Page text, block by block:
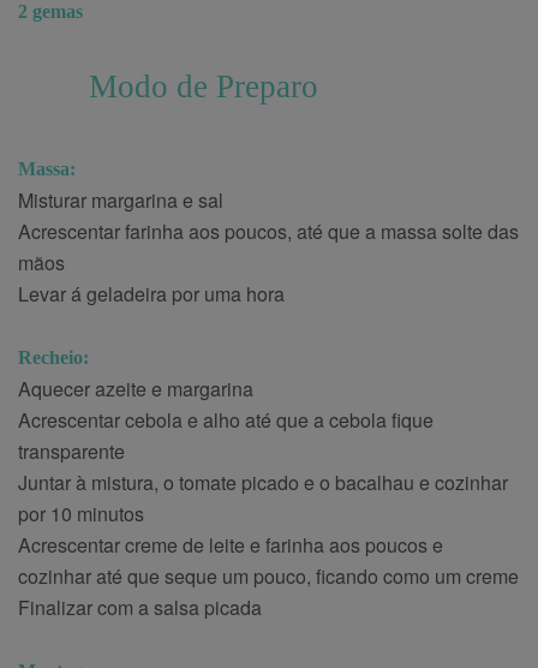
2 gemas
Modo de Preparo
Massa:
Misturar margarina e sal
Acrescentar farinha aos poucos, até que a massa solte das
mãos
Levar á geladeira por uma hora
Recheio:
Aquecer azeite e margarina
Acrescentar cebola e alho até que a cebola fique
transparente
Juntar à mistura, o tomate picado e o bacalhau e cozinhar
por 10 minutos
Acrescentar creme de leite e farinha aos poucos e
cozinhar até que seque um pouco, ficando como um creme
Finalizar com a salsa picada